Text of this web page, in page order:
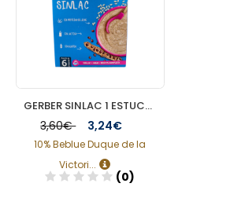
GERBER SINLAC 1 ESTUCHE 250 G
3,60€ 3,24€
10% Beblue Duque de la
Victori...
(0)